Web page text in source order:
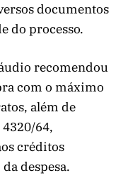
documentos
do processo.
recomendou
com o máximo
além de
64,
créditos
despesa.